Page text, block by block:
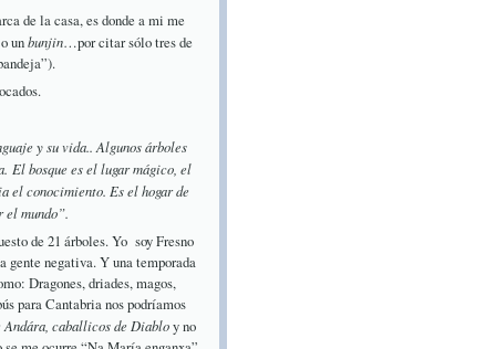
de la casa, es donde a mi me
o unbunjin…por citar sólo tres de
y su vida.. Algunos árboles
El bosque es el lugar mágico, el
el conocimiento. Es el hogar de
el mundo”.
de 21 árboles. Yo soy Fresno
gente negativa. Y una temporada
Dragones, driades, magos,
para Cantabria nos podríamos
Andára, caballicos de Diabloy no